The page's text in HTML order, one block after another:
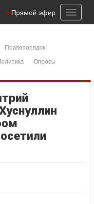
Toggle
Прямой эфир
Правопорядок
Опросы